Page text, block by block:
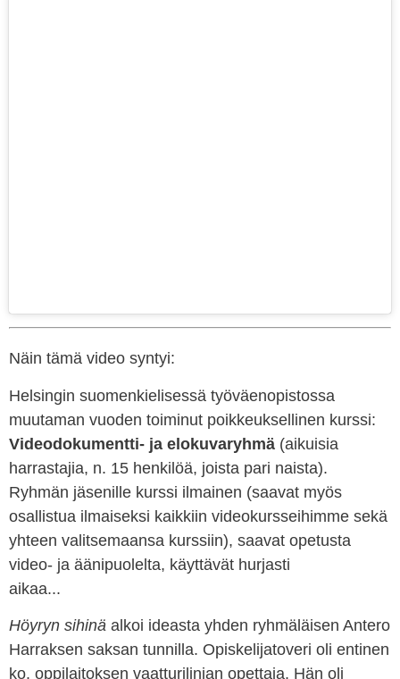
Näin tämä video syntyi:
Helsingin suomenkielisessä työväenopistossa
muutaman vuoden toiminut poikkeuksellinen kurssi:
Videodokumentti- ja elokuvaryhmä (aikuisia
harrastajia, n. 15 henkilöä, joista pari naista).
Ryhmän jäsenille kurssi ilmainen (saavat myös
osallistua ilmaiseksi kaikkiin videokursseihimme sekä
yhteen valitsemaansa kurssiin), saavat opetusta
video- ja äänipuolelta, käyttävät hurjasti
aikaa...
Höyryn sihinä alkoi ideasta yhden ryhmäläisen Antero
Harraksen saksan tunnilla. Opiskelijatoveri oli entinen
ko. oppilaitoksen vaatturilinjan opettaja. Hän oli